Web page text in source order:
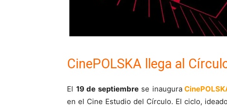
CinePOLSKA llega al
El 19 de septiembrese inaugura
en el Cine Estudio del Círculo. El ciclo,